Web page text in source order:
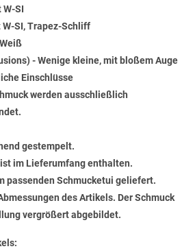
SI
W-SI, Trapez-Schliff
- Wenige kleine, mit bloßem Auge
Einschlüsse
werden ausschließlich
gestempelt.
im Lieferumfang enthalten.
passenden Schmucketui geliefert.
des Artikels. Der Schmuck
vergrößert abgebildet.